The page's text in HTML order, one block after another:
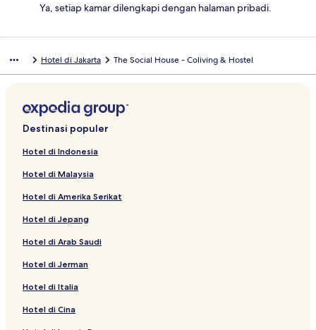
Ya, setiap kamar dilengkapi dengan halaman pribadi.
Hotel di Jakarta The Social House - Coliving & Hostel
Destinasi populer
Hotel di Indonesia
Hotel di Malaysia
Hotel di Amerika Serikat
Hotel di Jepang
Hotel di Arab Saudi
Hotel di Jerman
Hotel di Italia
Hotel di Cina